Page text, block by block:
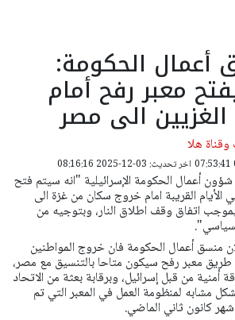
أعمال الحكومة:
معبر رفح أمام
الى مصر
هلا
اخر تحديث: 03-12-2025 08:16:16
أعمال الحكومة الإسرائيلية "انه سيتم فتح
الأيام القريبة امام خروج سكان من غزة الى
اتفاق وقف اطلاق النار، وبتوجيه من
منسق أعمال الحكومة فان خروج المواطنين
طريق معبر رفح سيكون متاحا بالتنسيق مع مصر،
أمنية من قبل إسرائيل، وبرقابة بعثة من الاتحاد
مشابه لمنظومة العمل في المعبر التي تم
كانون ثاني الماضي.